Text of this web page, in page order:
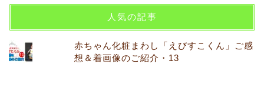
人気の記事
赤ちゃん化粧まわし「えびすこくん」ご感
想＆着画像のご紹介・13